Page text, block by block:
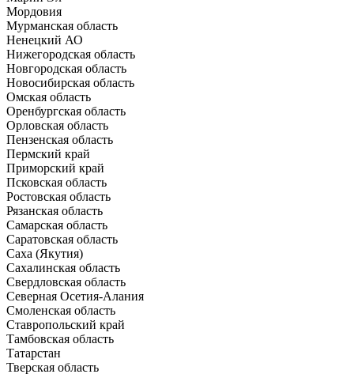
Мордовия
Мурманская область
Ненецкий АО
Нижегородская область
Новгородская область
Новосибирская область
Омская область
Оренбургская область
Орловская область
Пензенская область
Пермский край
Приморский край
Псковская область
Ростовская область
Рязанская область
Самарская область
Саратовская область
Саха (Якутия)
Сахалинская область
Свердловская область
Северная Осетия-Алания
Смоленская область
Ставропольский край
Тамбовская область
Татарстан
Тверская область